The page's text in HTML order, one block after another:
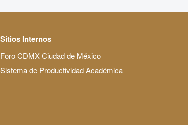
Sitios Internos
Foro CDMX Ciudad de México
Sistema de Productividad Académica